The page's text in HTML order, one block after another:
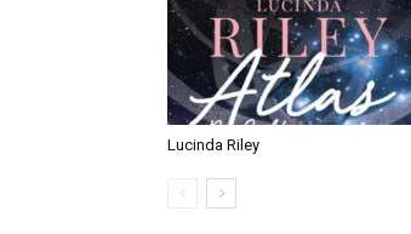
Lucinda Riley